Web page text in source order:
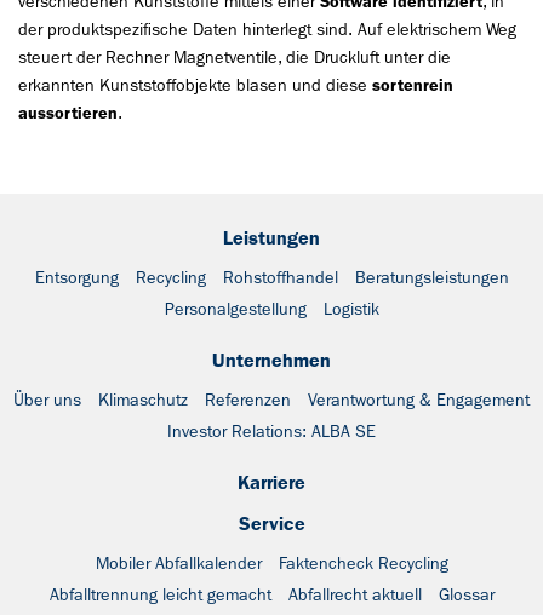
der produktspezifische Daten hinterlegt sind. Auf elektrischem Weg
steuert der Rechner Magnetventile, die Druckluft unter die
erkannten Kunststoffobjekte blasen und diese sortenrein
aussortieren.
Leistungen
Entsorgung Recycling Rohstoffhandel
Beratungsleistungen
Personalgestellung
Logistik
Unternehmen
Über uns Klimaschutz Referenzen
Verantwortung & Engagement
Investor Relations: ALBA SE
Karriere
Service
Mobiler Abfallkalender
Faktencheck Recycling
Abfalltrennung leicht gemacht
Abfallrecht aktuell Glossar